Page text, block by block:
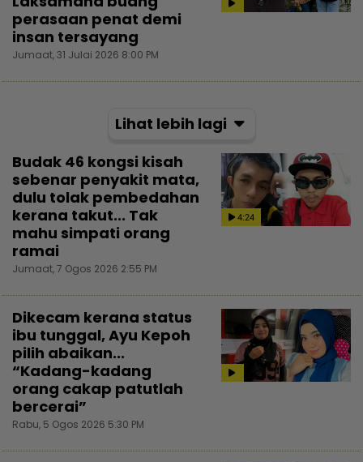
perasaan penat demi
insan tersayang
Jumaat, 31 Julai 2026 8:00 PM
Lihat lebih lagi
4:24
Budak 46 kongsi kisah
sebenar penyakit mata,
dulu tolak pembedahan
kerana takut... Tak
mahu simpati orang
ramai
Jumaat, 7 Ogos 2026 2:55 PM
Dikecam kerana status
ibu tunggal, Ayu Kepoh
pilih abaikan...
“Kadang-kadang
orang cakap patutlah
bercerai”
Rabu, 5 Ogos 2026 5:30 PM